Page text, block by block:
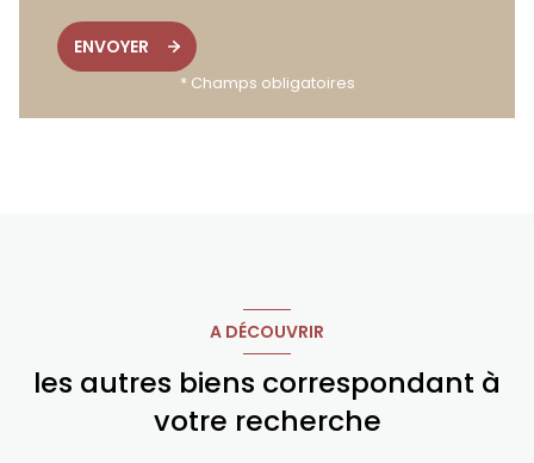
ENVOYER
* Champs obligatoires
A DÉCOUVRIR
les autres biens correspondant à
votre recherche